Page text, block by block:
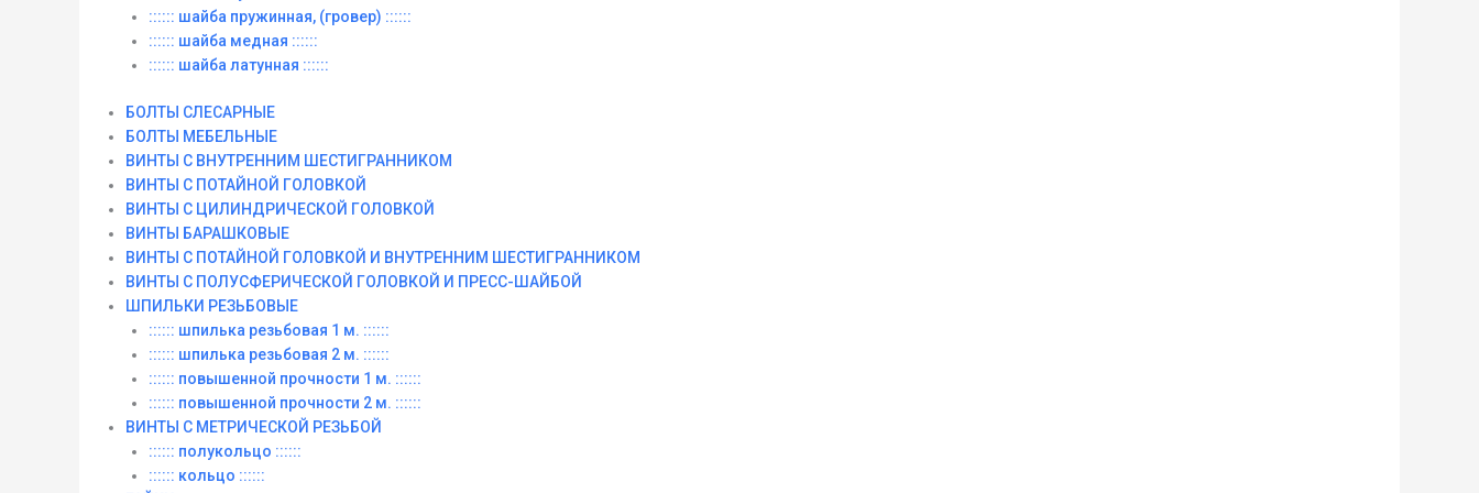
:::::: шайба пружинная, (гровер) ::::::
:::::: шайба медная ::::::
:::::: шайба латунная ::::::
БОЛТЫ СЛЕСАРНЫЕ
БОЛТЫ МЕБЕЛЬНЫЕ
ВИНТЫ С ВНУТРЕННИМ ШЕСТИГРАННИКОМ
ВИНТЫ С ПОТАЙНОЙ ГОЛОВКОЙ
ВИНТЫ С ЦИЛИНДРИЧЕСКОЙ ГОЛОВКОЙ
ВИНТЫ БАРАШКОВЫЕ
ВИНТЫ С ПОТАЙНОЙ ГОЛОВКОЙ И ВНУТРЕННИМ ШЕСТИГРАННИКОМ
ВИНТЫ С ПОЛУСФЕРИЧЕСКОЙ ГОЛОВКОЙ И ПРЕСС-ШАЙБОЙ
ШПИЛЬКИ РЕЗЬБОВЫЕ
:::::: шпилька резьбовая 1 м. ::::::
:::::: шпилька резьбовая 2 м. ::::::
:::::: повышенной прочности 1 м. ::::::
:::::: повышенной прочности 2 м. ::::::
ВИНТЫ C МЕТРИЧЕСКОЙ РЕЗЬБОЙ
:::::: полукольцо ::::::
:::::: кольцо ::::::